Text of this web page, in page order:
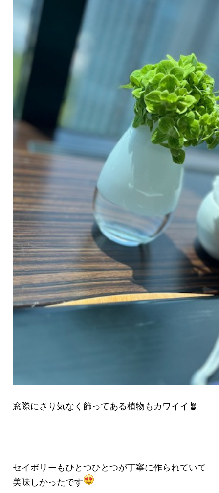
窓際にさり気なく飾ってある植物もカワイイ🪴
セイボリーもひとつひとつが丁寧に作られていて
美味しかったです